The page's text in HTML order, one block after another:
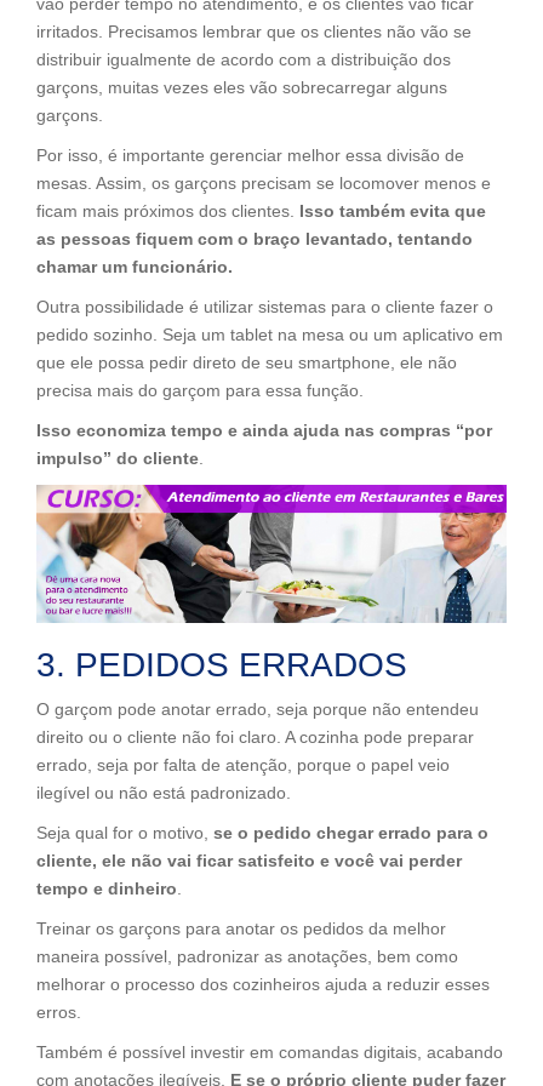
irritados. Precisamos lembrar que os clientes não vão se
distribuir igualmente de acordo com a distribuição dos
garçons, muitas vezes eles vão sobrecarregar alguns
garçons.
Por isso, é importante gerenciar melhor essa divisão de
mesas. Assim, os garçons precisam se locomover menos e
ficam mais próximos dos clientes. Isso também evita que
as pessoas fiquem com o braço levantado, tentando
chamar um funcionário.
Outra possibilidade é utilizar sistemas para o cliente fazer o
pedido sozinho. Seja um tablet na mesa ou um aplicativo em
que ele possa pedir direto de seu smartphone, ele não
precisa mais do garçom para essa função.
Isso economiza tempo e ainda ajuda nas compras “por
impulso” do cliente
3. PEDIDOS ERRADOS
O garçom pode anotar errado, seja porque não entendeu
direito ou o cliente não foi claro. A cozinha pode preparar
errado, seja por falta de atenção, porque o papel veio
ilegível ou não está padronizado.
Seja qual for o motivo, se o pedido chegar errado para o
cliente, ele não vai ficar satisfeito e você vai perder
tempo e dinheiro
Treinar os garçons para anotar os pedidos da melhor
maneira possível, padronizar as anotações, bem como
melhorar o processo dos cozinheiros ajuda a reduzir esses
erros.
Também é possível investir em comandas digitais, acabando
com anotações ilegíveis. E se o próprio cliente puder fazer